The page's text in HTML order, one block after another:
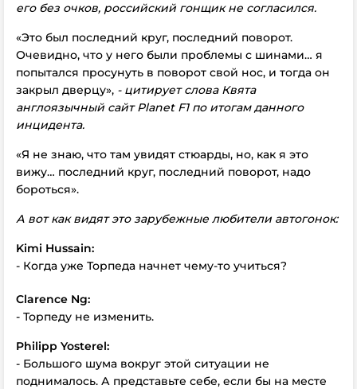
его без очков, российский гонщик не согласился.
«Это был последний круг, последний поворот.
Очевидно, что у него были проблемы с шинами… я
попытался просунуть в поворот свой нос, и тогда он
закрыл дверцу», - цитирует слова Квята
англоязычный сайтPlanet F1 по итогам данного
инцидента.
«Я не знаю, что там увидят стюарды, но, как я это
вижу… последний круг, последний поворот, надо
бороться».
А вот как видят это зарубежные любители автогонок:
Kimi Hussain:
- Когда уже Торпеда начнет чему-то учиться?
Clarence Ng:
- Торпеду не изменить.
Philipp Yosterel:
- Большого шума вокруг этой ситуации не
поднималось. А представьте себе, если бы на месте